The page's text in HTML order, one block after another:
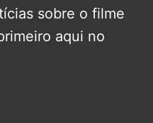
sobre o filme
aqui no